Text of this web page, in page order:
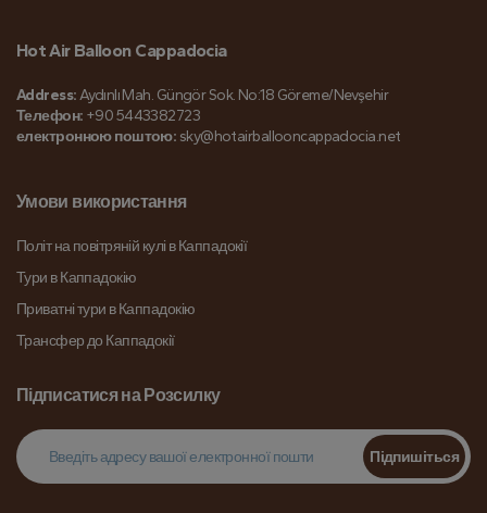
Hot Air Balloon Cappadocia
Address:Aydınlı Mah. Güngör Sok. No:18 Göreme/Nevşehir
Телефон: +90 5443382723
електронною поштою: sky@hotairballooncappadocia.net
Умови використання
Політ на повітряній кулі в Каппадокії
Тури в Каппадокію
Приватні тури в Каппадокію
Трансфер до Каппадокії
Підписатися на Розсилку
Підпишіться